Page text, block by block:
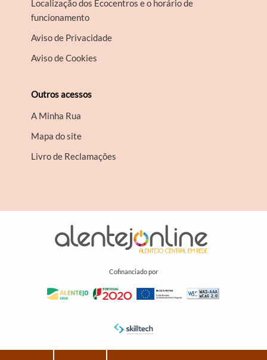
Localização dos Ecocentros e o horário de
funcionamento
Aviso de Privacidade
Aviso de Cookies
Outros acessos
A Minha Rua
Mapa do site
Livro de Reclamações
Cofinanciado por